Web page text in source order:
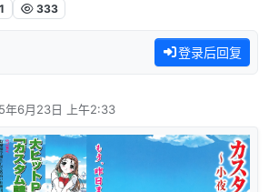
1 333
登录后回复
年6月23日 上午2:33
辑